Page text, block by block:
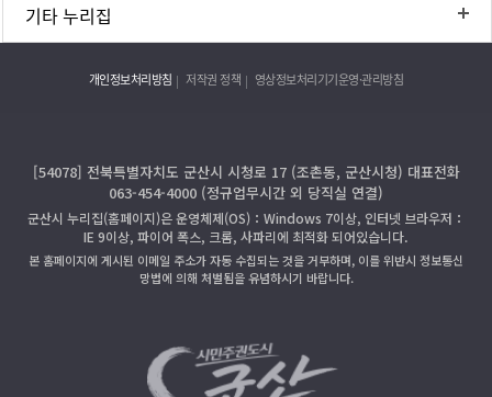
기타 누리집
개인정보처리방침 저작권 정책 영상정보처리기기운영·관리방침
[54078] 전북특별자치도 군산시 시청로 17 (조촌동, 군산시청) 대표전화
063-454-4000 (정규업무시간 외 당직실 연결)
군산시 누리집(홈페이지)은 운영체제(OS)：Windows 7이상, 인터넷 브라우저：
IE 9이상, 파이어 폭스, 크롬, 사파리에 최적화 되어있습니다.
본 홈페이지에 게시된 이메일 주소가 자동 수집되는 것을 거부하며, 이를 위반시 정보통신
망법에 의해 처벌됨을 유념하시기 바랍니다.